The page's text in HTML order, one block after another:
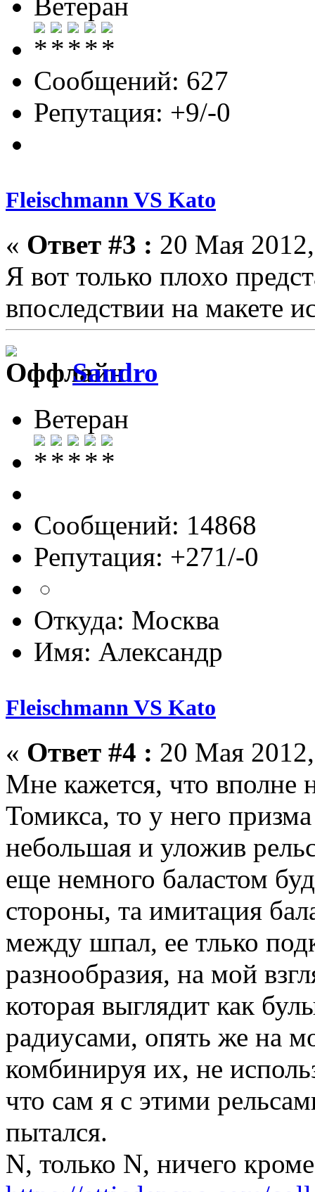
Ветеран
Сообщений: 627
Репутация: +9/-0
Fleischmann VS Kato
« Ответ #3 : 20 Мая
Я вот только плохо
впоследствии на макете
Sandro
Ветеран
Сообщений: 14868
Репутация: +271/-0
Откуда: Москва
Имя: Александр
Fleischmann VS Kato
« Ответ #4 : 20 Мая
Мне кажется, что вполне
Томикса, то у него
небольшая и уложив
еще немного баластом
стороны, та имитация
между шпал, ее тлько
разнообразия, на мой
которая выглядит как
радиусами, опять же на
комбинируя их, не
что сам я с этими
пытался.
N, только N, ничего